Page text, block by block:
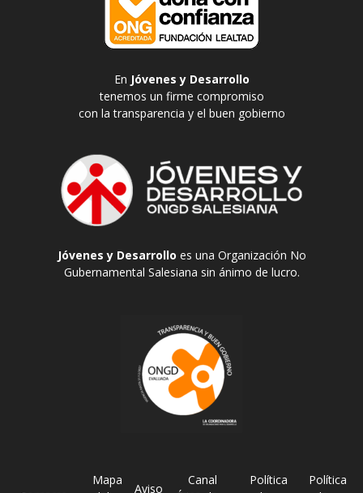
En Jóvenes y Desarrollo
tenemos un firme compromiso
con la transparencia y el buen gobierno
Jóvenes y Desarrollo es una Organización No
Gubernamental Salesiana sin ánimo de lucro.
Mapa
Aviso
Canal
Política
Política